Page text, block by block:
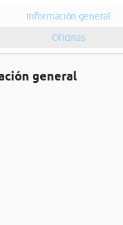
Información general
Oficinas
general